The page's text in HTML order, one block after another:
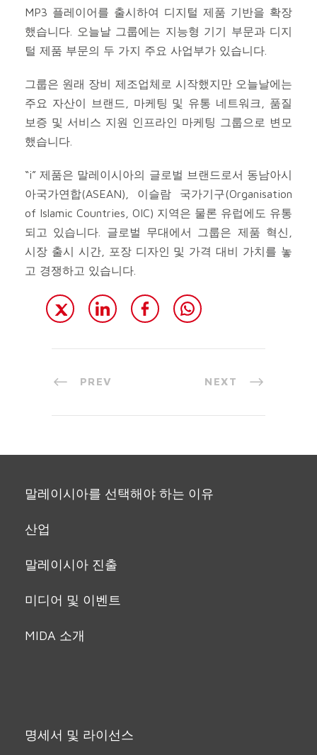
MP3 플레이어를 출시하여 디지털 제품 기반을 확장
했습니다. 오늘날 그룹에는 지능형 기기 부문과 디지
털 제품 부문의 두 가지 주요 사업부가 있습니다.
그룹은 원래 장비 제조업체로 시작했지만 오늘날에는
주요 자산이 브랜드, 마케팅 및 유통 네트워크, 품질
보증 및 서비스 지원 인프라인 마케팅 그룹으로 변모
했습니다.
“i” 제품은 말레이시아의 글로벌 브랜드로서 동남아시
아국가연합(ASEAN), 이슬람 국가기구(Organisation
of Islamic Countries, OIC) 지역은 물론 유럽에도 유통
되고 있습니다. 글로벌 무대에서 그룹은 제품 혁신,
시장 출시 시간, 포장 디자인 및 가격 대비 가치를 놓
고 경쟁하고 있습니다.
PREV NEXT
말레이시아를 선택해야 하는 이유
산업
말레이시아 진출
미디어 및 이벤트
MIDA 소개
명세서 및 라이선스